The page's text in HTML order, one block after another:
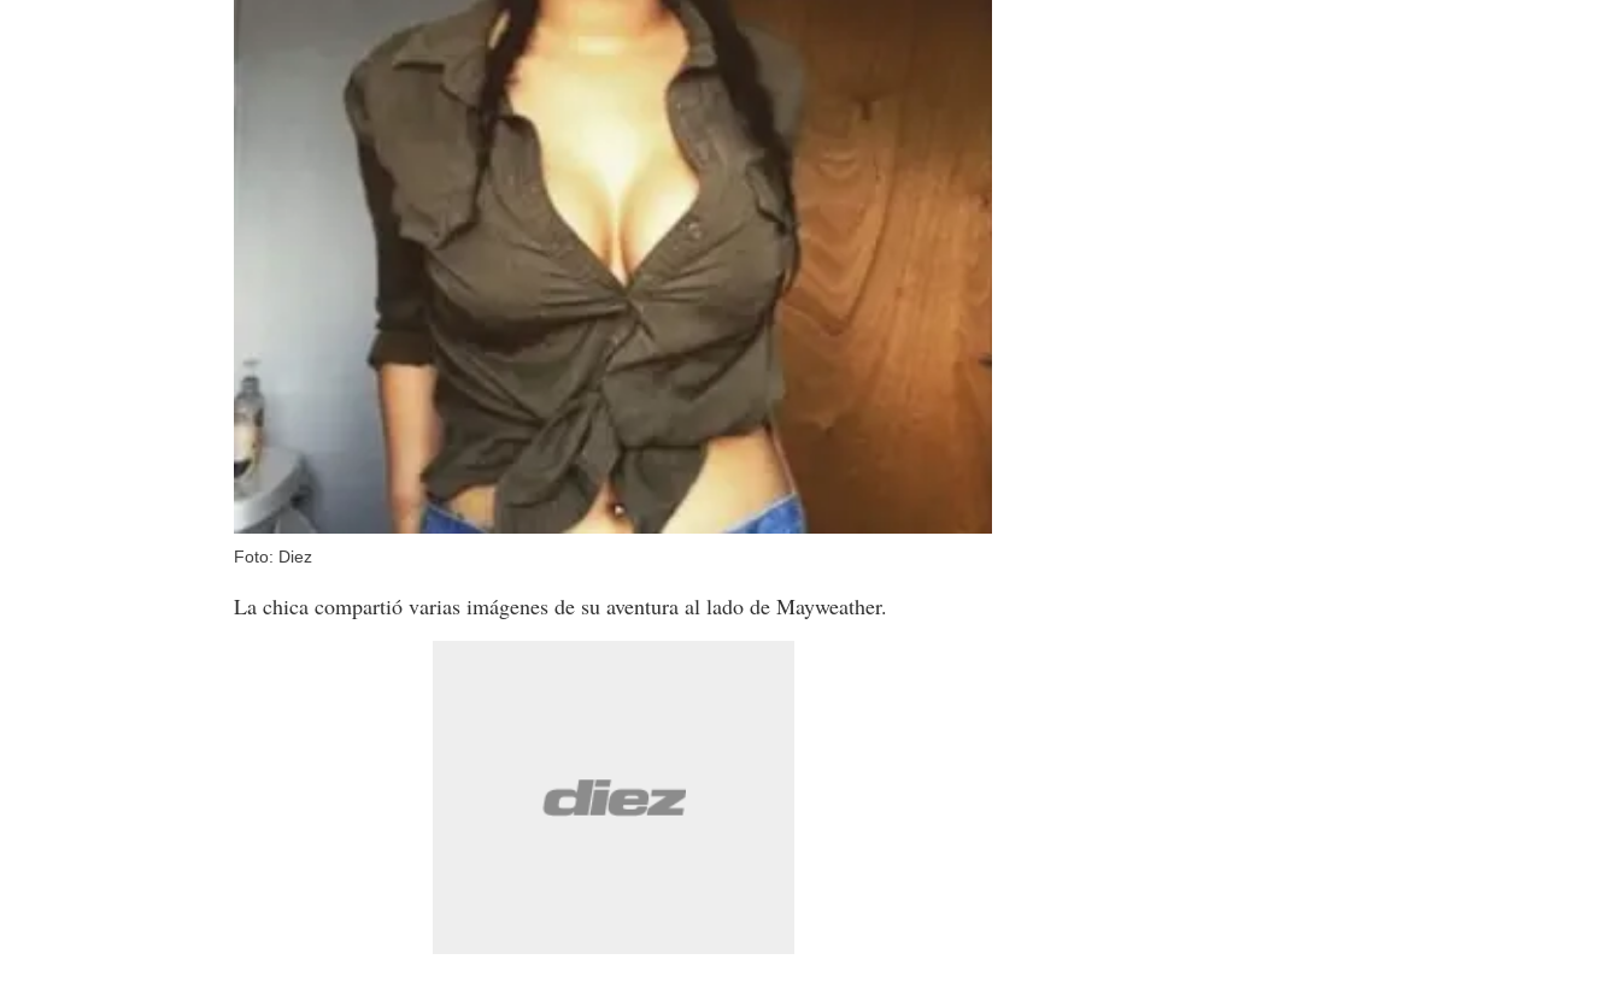
Foto: Diez
La chica compartió varias imágenes de su aventura al lado de Mayweather.